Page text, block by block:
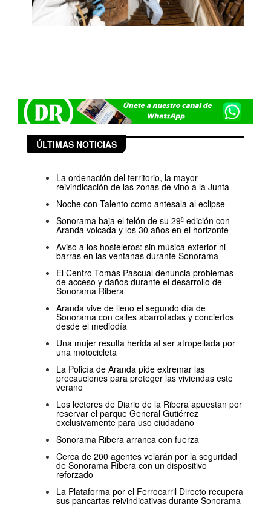
ÚLTIMAS NOTICIAS
La ordenación del territorio, la mayor
reivindicación de las zonas de vino a la Junta
Noche con Talento como antesala al eclipse
Sonorama baja el telón de su 29ª edición con
Aranda volcada y los 30 años en el horizonte
Aviso a los hosteleros: sin música exterior ni
barras en las ventanas durante Sonorama
El Centro Tomás Pascual denuncia problemas
de acceso y daños durante el desarrollo de
Sonorama Ribera
Aranda vive de lleno el segundo día de
Sonorama con calles abarrotadas y conciertos
desde el mediodía
Una mujer resulta herida al ser atropellada por
una motocicleta
La Policía de Aranda pide extremar las
precauciones para proteger las viviendas este
verano
Los lectores de Diario de la Ribera apuestan por
reservar el parque General Gutiérrez
exclusivamente para uso ciudadano
Sonorama Ribera arranca con fuerza
Cerca de 200 agentes velarán por la seguridad
de Sonorama Ribera con un dispositivo
reforzado
La Plataforma por el Ferrocarril Directo recupera
sus pancartas reivindicativas durante Sonorama